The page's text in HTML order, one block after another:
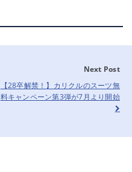
Next Post
【28卒解禁！】カリクルのスーツ無
料キャンペーン第3弾が7月より開始